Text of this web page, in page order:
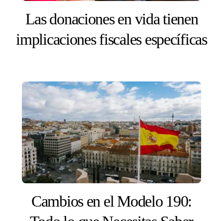
Las donaciones en vida tienen
implicaciones fiscales específicas
Cambios en el Modelo 190: